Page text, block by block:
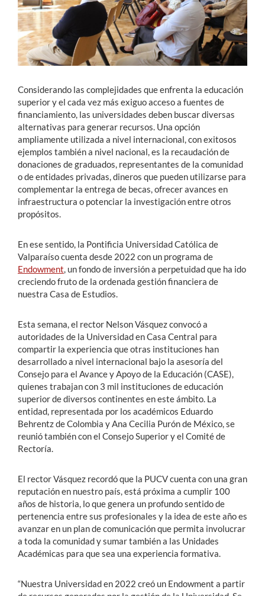
Alumni
English
Considerando las complejidades que enfrenta la educación
superior y el cada vez más exiguo acceso a fuentes de
financiamiento, las universidades deben buscar diversas
alternativas para generar recursos. Una opción
ampliamente utilizada a nivel internacional, con exitosos
ejemplos también a nivel nacional, es la recaudación de
donaciones de graduados, representantes de la comunidad
o de entidades privadas, dineros que pueden utilizarse para
complementar la entrega de becas, ofrecer avances en
infraestructura o potenciar la investigación entre otros
propósitos.
En ese sentido, la Pontificia Universidad Católica de
Valparaíso cuenta desde 2022 con un programa de
Endowment , un fondo de inversión a perpetuidad que ha ido
creciendo fruto de la ordenada gestión financiera de
nuestra Casa de Estudios.
Esta semana, el rector Nelson Vásquez convocó a
autoridades de la Universidad en Casa Central para
compartir la experiencia que otras instituciones han
desarrollado a nivel internacional bajo la asesoría del
Consejo para el Avance y Apoyo de la Educación (CASE),
quienes trabajan con 3 mil instituciones de educación
superior de diversos continentes en este ámbito. La
entidad, representada por los académicos Eduardo
Behrentz de Colombia y Ana Cecilia Purón de México, se
reunió también con el Consejo Superior y el Comité de
Rectoría.
El rector Vásquez recordó que la PUCV cuenta con una gran
reputación en nuestro país, está próxima a cumplir 100
años de historia, lo que genera un profundo sentido de
pertenencia entre sus profesionales y la idea de este año es
avanzar en un plan de comunicación que permita involucrar
a toda la comunidad y sumar también a las Unidades
Académicas para que sea una experiencia formativa.
“Nuestra Universidad en 2022 creó un Endowment a partir